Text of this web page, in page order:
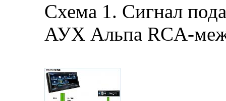
Схема 1. Сигнал
АУХ Альпа RCA-